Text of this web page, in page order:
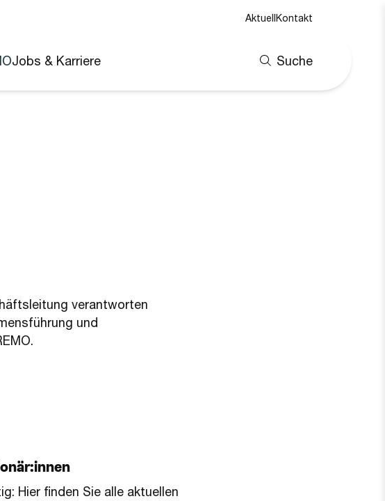
Jobs & Karriere Suche
AktuellKontakt
verantworten
und
Hier finden Sie alle aktuellen